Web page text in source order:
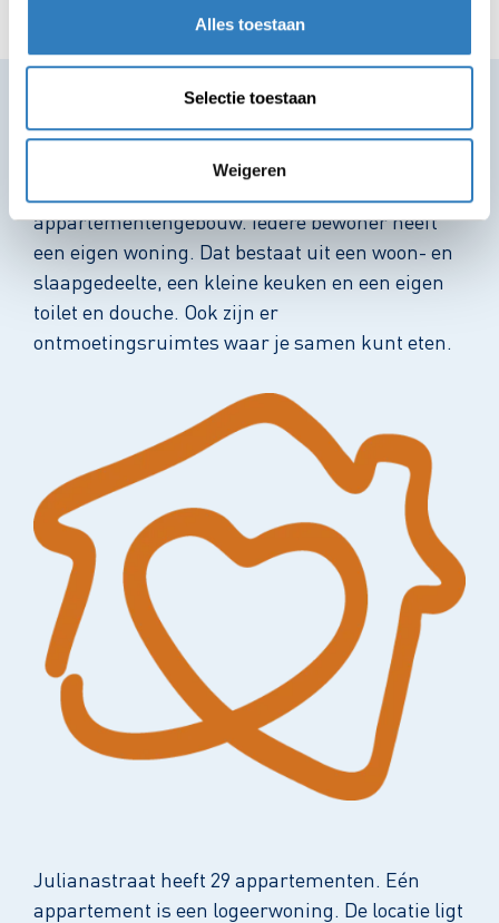
Alles toestaan
Selectie toestaan
Weigeren
Gebouw en omgeving
appartementengebouw. Iedere bewoner heeft
een eigen woning. Dat bestaat uit een woon- en
slaapgedeelte, een kleine keuken en een eigen
toilet en douche. Ook zijn er
ontmoetingsruimtes waar je samen kunt eten.
Julianastraat heeft 29 appartementen. Eén
appartement is een logeerwoning. De locatie ligt